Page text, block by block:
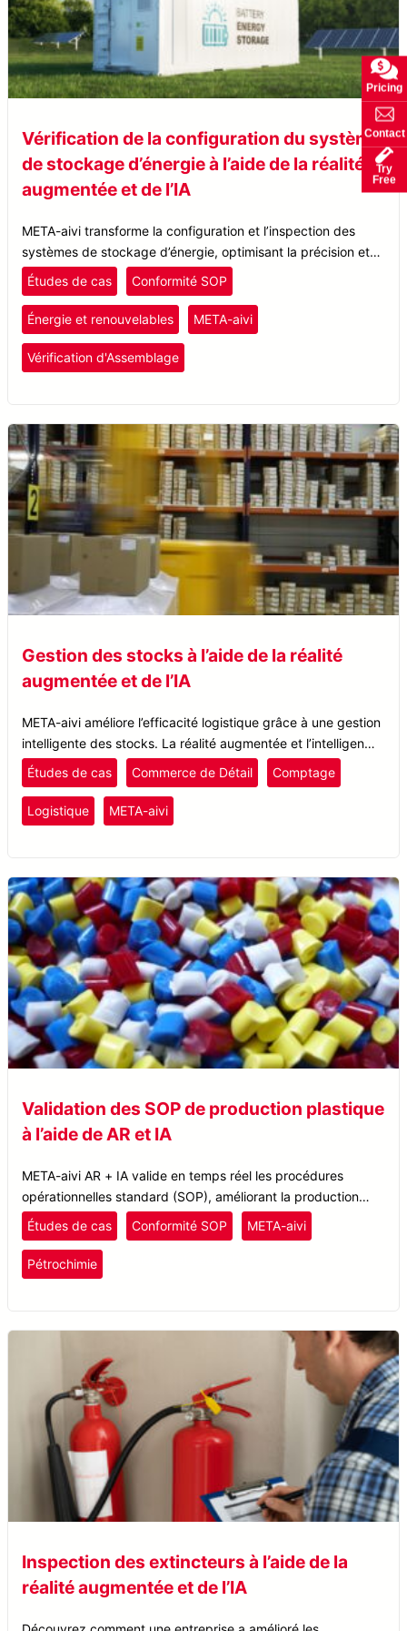
Vérification de la configuration du système
de stockage d’énergie à l’aide de la réalité
augmentée et de l’IA
META-aivi transforme la configuration et l’inspection des
systèmes de stockage d’énergie, optimisant la précision et
l’efficacité avec la validation SOP en temps réel à l’aide de la
technologie AR + AI.
Études de cas Conformité SOP
Énergie et renouvelables META-aivi
Vérification d'Assemblage
Gestion des stocks à l’aide de la réalité
augmentée et de l’IA
META-aivi améliore l’efficacité logistique grâce à une gestion
intelligente des stocks. La réalité augmentée et l’intelligence
artificielle améliorent la précision du comptage, réduisent les
erreurs humaines et rationalisent les flux de travail.
Études de cas Commerce de Détail Comptage
Logistique META-aivi
Validation des SOP de production plastique
à l’aide de AR et IA
META-aivi AR + IA valide en temps réel les procédures
opérationnelles standard (SOP), améliorant la production
plastique d’une entreprise de matériaux de performance,
augmentant l’efficacité et réduisant les temps d’arrêt.
Études de cas Conformité SOP META-aivi
Pétrochimie
Inspection des extincteurs à l’aide de la
réalité augmentée et de l’IA
Pricing
Contact
Try
Free